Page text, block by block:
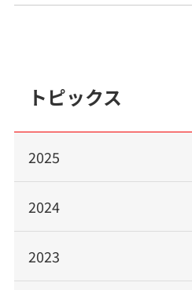
トピックス
2025
2024
2023